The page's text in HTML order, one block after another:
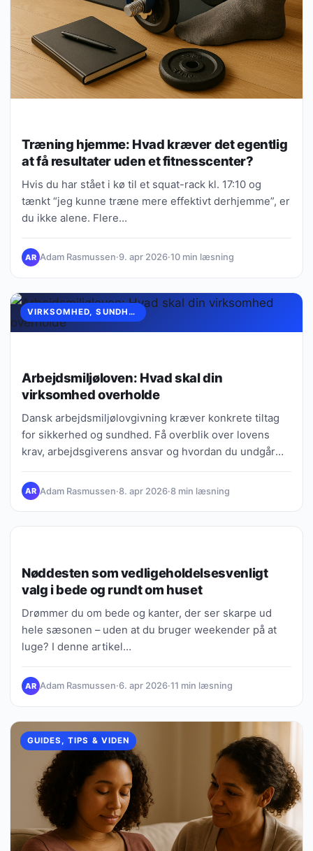
Træning hjemme: Hvad kræver det egentlig
at få resultater uden et fitnesscenter?
Hvis du har stået i kø til et squat-rack kl. 17:10 og
tænkt “jeg kunne træne mere effektivt derhjemme”, er
du ikke alene. Flere…
AR Adam Rasmussen·9. apr 2026·10 min læsning
VIRKSOMHED, SUNDHED & FOREBYGGELSE
Arbejdsmiljøloven: Hvad skal din
virksomhed overholde
Dansk arbejdsmiljølovgivning kræver konkrete tiltag
for sikkerhed og sundhed. Få overblik over lovens
krav, arbejdsgiverens ansvar og hvordan du undgår
AR Adam Rasmussen·8. apr 2026·8 min læsning
Nøddesten som vedligeholdelsesvenligt
valg i bede og rundt om huset
Drømmer du om bede og kanter, der ser skarpe ud
hele sæsonen – uden at du bruger weekender på at
luge? I denne artikel…
AR Adam Rasmussen·6. apr 2026·11 min læsning
GUIDES, TIPS & VIDEN